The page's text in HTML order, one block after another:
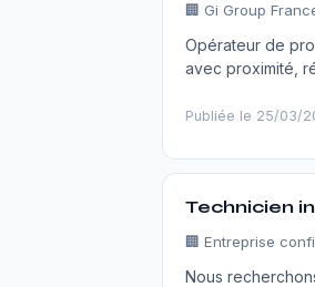
🏢 Gi Group
Opérateur de
avec proximité,
Publiée le 25/03/
Technicien
🏢 Entreprise
Nous